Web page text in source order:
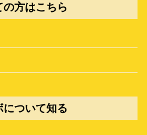
の方はこちら
について知る